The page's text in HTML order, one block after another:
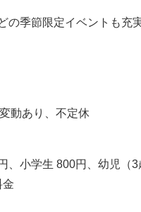
の季節限定イベントも充
動あり、不定休
、小学生 800円、幼児（3